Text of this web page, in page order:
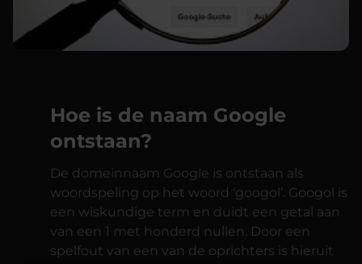
Hoe is de naam Google
ontstaan?
De domeinnaam Google is ontstaan als
woordspeling op het woord ‘googol’. Googol is
een wiskundige term en duidt een getal aan
van een 1 met honderd nullen. Door een
spelfout van een van de oprichters is hieruit